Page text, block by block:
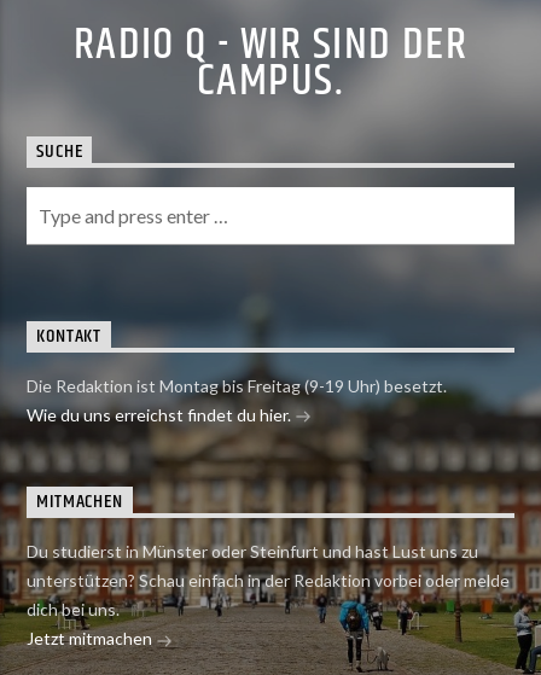
RADIO Q - WIR SIND DER
CAMPUS.
SUCHE
KONTAKT
Die Redaktion ist Montag bis Freitag (9-19 Uhr) besetzt.
Wie du uns erreichst findet du hier.
MITMACHEN
Du studierst in Münster oder Steinfurt und hast Lust uns zu
unterstützen? Schau einfach in der Redaktion vorbei oder melde
dich bei uns.
Jetzt mitmachen